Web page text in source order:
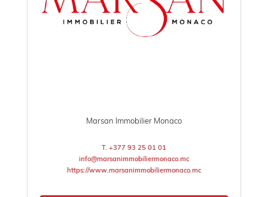
Marsan Immobilier Monaco
T. +377 93 25 01 01
info@marsanimmobiliermonaco.mc
https://www.marsanimmobiliermonaco.mc